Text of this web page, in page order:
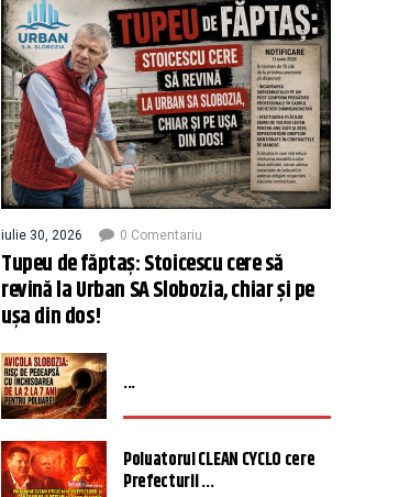
iulie 30, 2026 0 Comentariu
Tupeu de făptaș: Stoicescu cere să
revină la Urban SA Slobozia, chiar și pe
ușa din dos!
...
Poluatorul CLEAN CYCLO cere
Prefecturii ...